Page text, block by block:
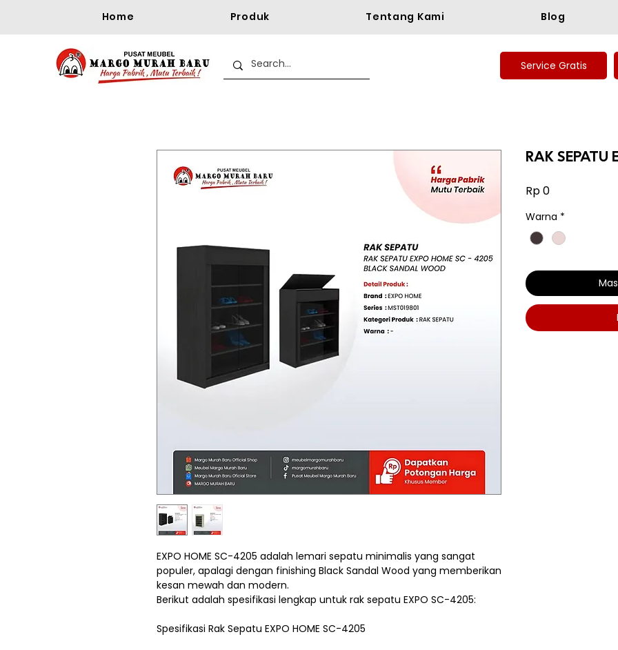
Home Produk Tentang Kami Blog
Service Gratis
EXPO HOME SC-4205 adalah lemari sepatu minimalis yang sangat
populer, apalagi dengan finishing Black Sandal Wood yang memberikan
kesan mewah dan modern.
Berikut adalah spesifikasi lengkap untuk rak sepatu EXPO SC-4205:
Spesifikasi Rak Sepatu EXPO HOME SC-4205
RAK SEPATU
Rp 0Harga
Warna *